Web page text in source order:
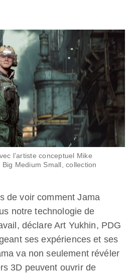
l’artiste conceptuel Mike
Medium Small, collection
de voir comment Jama
notre technologie de
déclare Art Yukhin, PDG
ses expériences et ses
va non seulement révéler
3D peuvent ouvrir de